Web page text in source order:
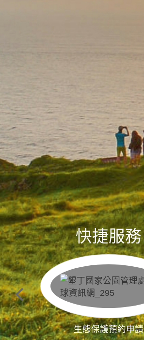
快捷服務
生態保護預約申請